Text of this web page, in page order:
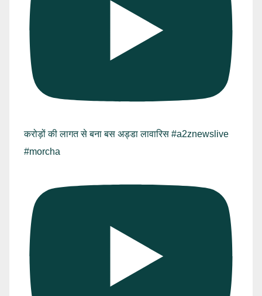
करोड़ों की लागत से बना बस अड्डा लावारिस #a2znewslive
#morcha